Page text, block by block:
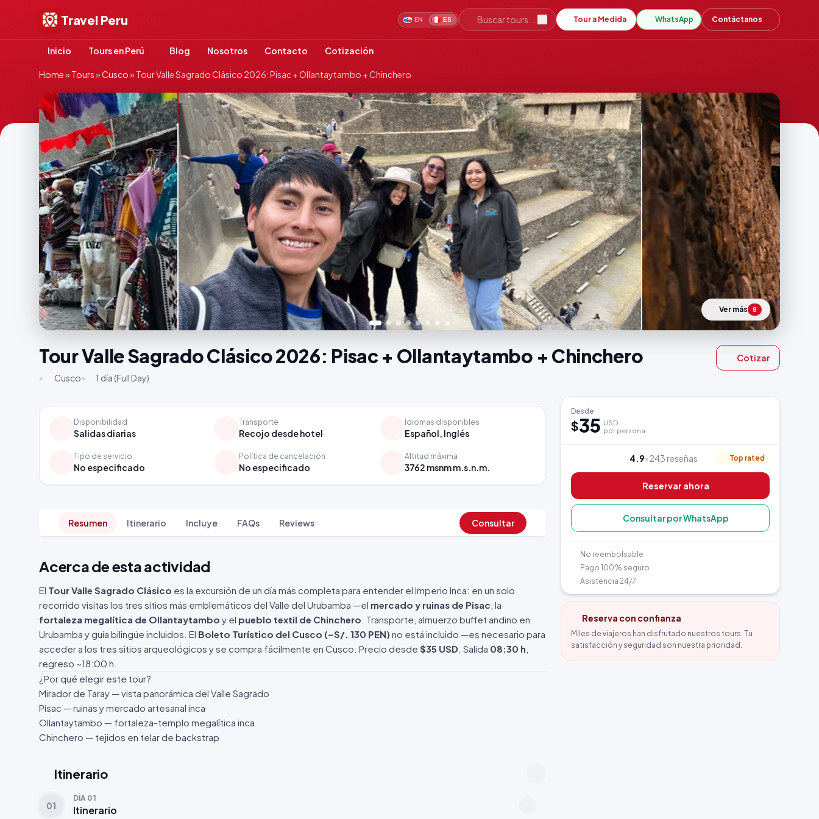
Travel Peru EN ES Buscar tours... Tour a Medida WhatsApp Contáctanos
Inicio Tours en Perú Blog Nosotros Contacto Cotización
Home» Tours»Cusco» Tour Valle Sagrado Clásico 2026: Pisac + Ollantaytambo + Chinchero
Ver más 8
Tour Valle Sagrado Clásico 2026: Pisac + Ollantaytambo + Chinchero
• Cusco• 1 día (Full Day)
Cotizar
Disponibilidad
Salidas diarias
Transporte
Recojo desde hotel
Idiomas disponibles
Español, Inglés
Tipo de servicio
No especificado
Política de cancelación
No especificado
Altitud máxima
3762 msnm m.s.n.m.
Resumen Itinerario Incluye FAQs Reviews Consultar
Acerca de esta actividad
El Tour Valle Sagrado Clásico es la excursión de un día más completa para entender el Imperio Inca: en un solo
recorrido visitas los tres sitios más emblemáticos del Valle del Urubamba —el mercado y ruinas de Pisac , la
fortaleza megalítica de Ollantaytambo y el pueblo textil de Chinchero . Transporte, almuerzo buffet andino en
Urubamba y guía bilingüe incluidos. El Boleto Turístico del Cusco (~S/. 130 PEN) no está incluido —es necesario para
acceder a los tres sitios arqueológicos y se compra fácilmente en Cusco. Precio desde $35 USD . Salida 08:30 h
regreso ~18:00 h.
¿Por qué elegir este tour?
Mirador de Taray — vista panorámica del Valle Sagrado
Pisac — ruinas y mercado artesanal inca
Ollantaytambo — fortaleza-templo megalítica inca
Chinchero — tejidos en telar de backstrap
Itinerario
01
DÍA 01
Itinerario
Desde
$35 USD
por persona
4.9•243 reseñas Top rated
Reservar ahora
Consultar por WhatsApp
No reembolsable
Pago 100% seguro
Asistencia 24/7
Reserva con confianza
Miles de viajeros han disfrutado nuestros tours. Tu
satisfacción y seguridad son nuestra prioridad.